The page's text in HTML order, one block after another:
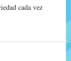
cada vez